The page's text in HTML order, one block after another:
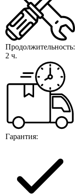
Продолжительность:
2 ч.
Гарантия: